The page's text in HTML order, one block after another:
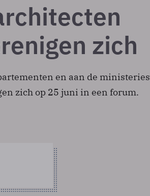
zich
en aan de ministeries
zich op 25 juni in een forum.